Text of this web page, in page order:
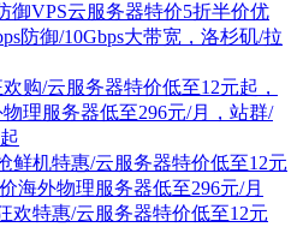
御VPS云服务器特价5折半价优
防御/10Gbps大带宽，洛杉矶/拉
购/云服务器特价低至12元起，
理服务器低至296元/月，站群/
鲜机特惠/云服务器特价低至12元
海外物理服务器低至296元/月
欢特惠/云服务器特价低至12元